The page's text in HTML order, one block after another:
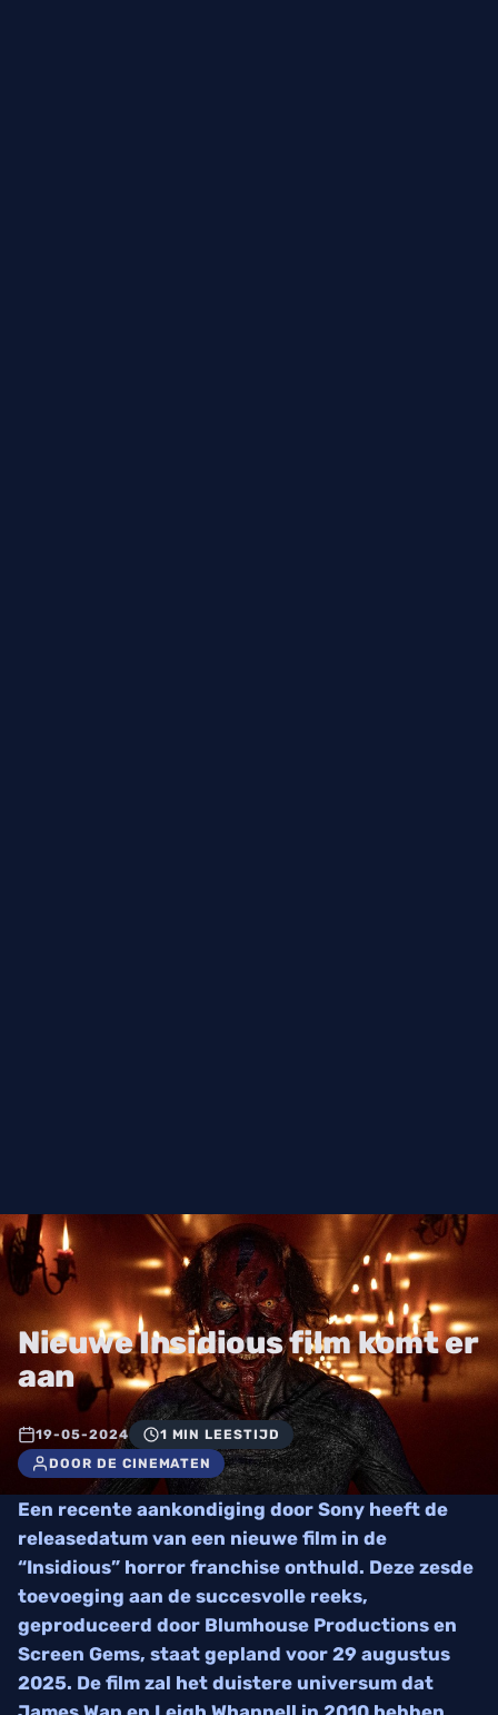
Nieuwe Insidious film komt er
aan
19-05-2024
1 MIN LEESTIJD
DOOR DE CINEMATEN
Een recente aankondiging door Sony heeft de
releasedatum van een nieuwe film in de
“Insidious” horror franchise onthuld. Deze zesde
toevoeging aan de succesvolle reeks,
geproduceerd door Blumhouse Productions en
Screen Gems, staat gepland voor 29 augustus
2025. De film zal het duistere universum dat